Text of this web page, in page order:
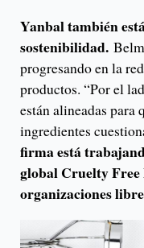
Yanbal también
sostenibilidad.
progresando en la
productos. “Por el
están alineadas para
ingredientes
firma está
global Cruelty Free
organizaciones